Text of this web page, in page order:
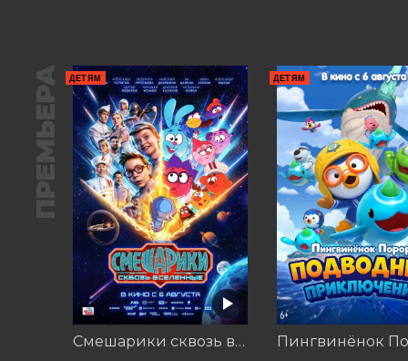
ПРЕМЬЕРА ДЕТЯМ
Смешарики сквозь вселенные
ДЕТЯМ